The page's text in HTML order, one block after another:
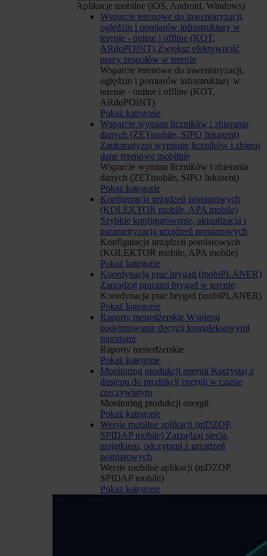
Aplikacje mobilne (iOS, Android, Windows)
Wsparcie terenowe do inwentaryzacji,
oględzin i pomiarów infrastruktury w
terenie - online i offline (KOT,
ARdoPOINT) Zwiększ efektywność
pracy zespołów w terenie
Wsparcie terenowe do inwentaryzacji,
oględzin i pomiarów infrastruktury w
terenie - online i offline (KOT,
ARdoPOINT)
Pokaż kategorię
Wsparcie wymian liczników i zbierania
danych (ZETmobile, SIPO Inkasent)
Zautomatyzuj wymianę liczników i zbieraj
dane terenowe mobilnie
Wsparcie wymian liczników i zbierania
danych (ZETmobile, SIPO Inkasent)
Pokaż kategorię
Konfiguracja urządzeń pomiarowych
(KOLEKTOR mobile, APA mobile)
Szybkie konfigurowanie, aktualizacja i
parametryzacja urządzeń pomiarowych
Konfiguracja urządzeń pomiarowych
(KOLEKTOR mobile, APA mobile)
Pokaż kategorię
Koordynacja prac brygad (mobiPLANER)
Zarządzaj pracami brygad w terenie
Koordynacja prac brygad (mobiPLANER)
Pokaż kategorię
Raporty menedżerskie Wspieraj
podejmowanie decyzji kompleksowymi
raportami
Raporty menedżerskie
Pokaż kategorię
Monitoring produkcji energii Korzystaj z
dostępu do produkcji energii w czasie
rzeczywistym
Monitoring produkcji energii
Pokaż kategorię
Wersje mobilne aplikacji (mDZOP,
SPIDAP mobile) Zarządzaj siecią,
majątkiem, odczytami z urządzeń
pomiarowych
Wersje mobilne aplikacji (mDZOP,
SPIDAP mobile)
Pokaż kategorię